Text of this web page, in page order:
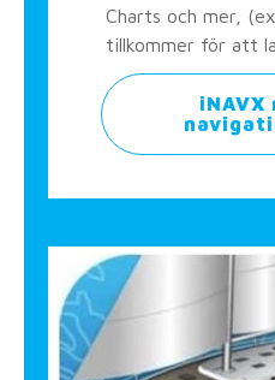
Charts och mer,
tillkommer för att
iNAVX